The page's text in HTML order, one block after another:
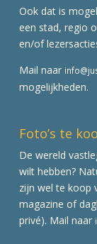
Ook dat is
een stad, regio
en/of
Mail naar
mogelijkheden.
Foto’s te
De wereld
wilt hebben?
zijn wel te koop
magazine of
privé). Mail naar